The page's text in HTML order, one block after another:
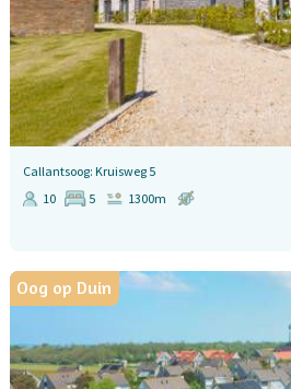
Callantsoog: Kruisweg 5
10 5
1300m
Oog op Duin